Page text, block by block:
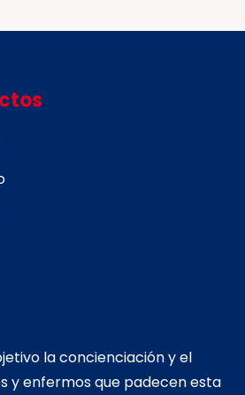
la concienciación y el
y enfermos que padecen esta